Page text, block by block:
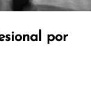
por